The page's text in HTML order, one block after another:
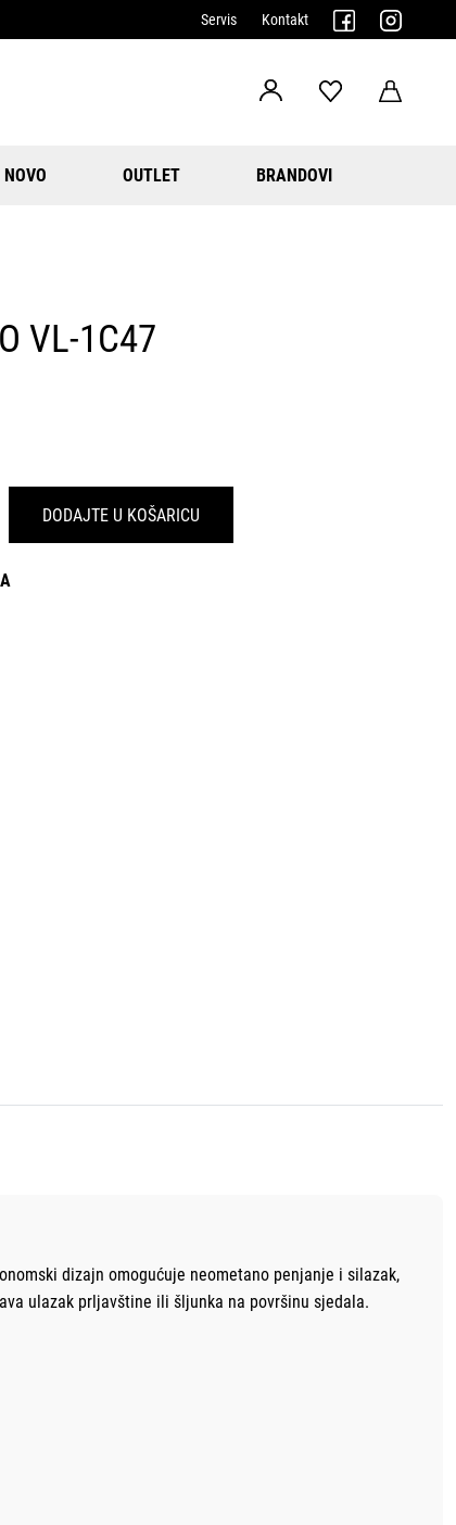
Servis Kontakt
NOVO OUTLET BRANDOVI
VL-1C47
DODAJTE U KOŠARICU
dizajn omogućuje neometano penjanje i silazak,
ulazak prljavštine ili šljunka na površinu sjedala.